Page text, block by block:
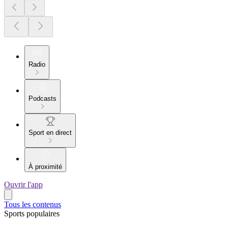
Radio
Podcasts
Sport en direct
À proximité
Ouvrir l'app
Tous les contenus
Sports populaires